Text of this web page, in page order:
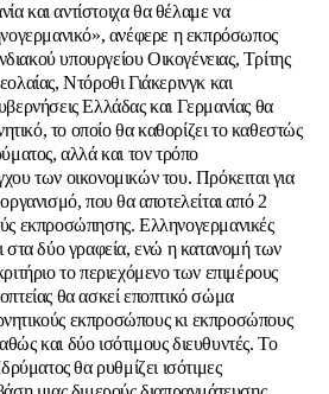
και αντίστοιχα θα θέλαμε να
ανέφερε η εκπρόσωπος
υπουργείου Οικογένειας, Τρίτης
Ντόροθι Γιάκερινγκ και
Ελλάδας και Γερμανίας θα
το οποίο θα καθορίζει το καθεστώς
αλλά και τον τρόπο
των οικονομικών του. Πρόκειται για
που θα αποτελείται από 2
εκπροσώπησης. Ελληνογερμανικές
στα δύο γραφεία, ενώ η κατανομή των
το περιεχόμενο των επιμέρους
θα ασκεί εποπτικό σώμα
εκπροσώπους κι εκπροσώπους
και δύο ισότιμους διευθυντές. Το
θα ρυθμίζει ισότιμες